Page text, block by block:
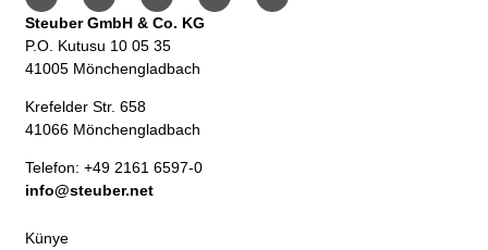
Steuber GmbH & Co. KG
P.O. Kutusu 10 05 35
41005 Mönchengladbach
Krefelder Str. 658
41066 Mönchengladbach
Telefon: +49 2161 6597-0
info@steuber.net
Künye